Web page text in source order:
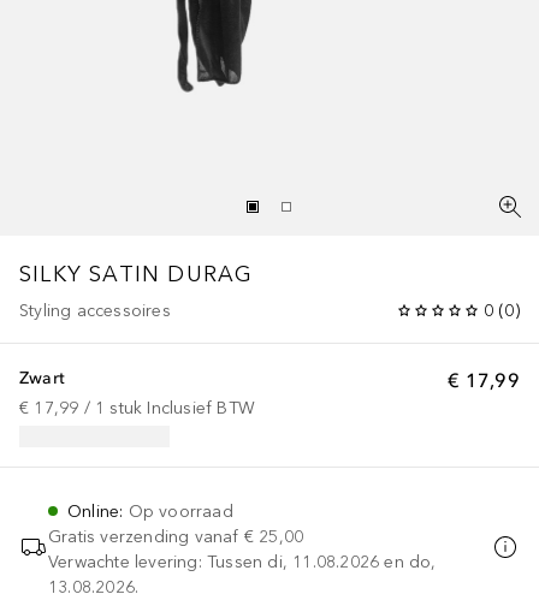
SILKY SATIN DURAG
Styling accessoires 0 (0)
€ 17,99
Zwart
€ 17,99 / 1 stuk Inclusief BTW
Online: Op voorraad
Gratis verzending vanaf € 25,00
Verwachte levering: Tussen di, 11.08.2026 en do,
13.08.2026.